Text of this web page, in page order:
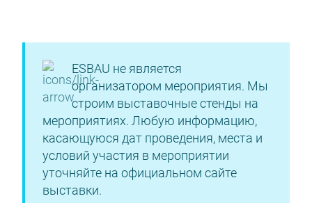
ESBAU не является
организатором мероприятия. Мы
строим выставочные стенды на
мероприятиях. Любую информацию,
касающуюся дат проведения, места и
условий участия в мероприятии
уточняйте на официальном сайте
выставки.